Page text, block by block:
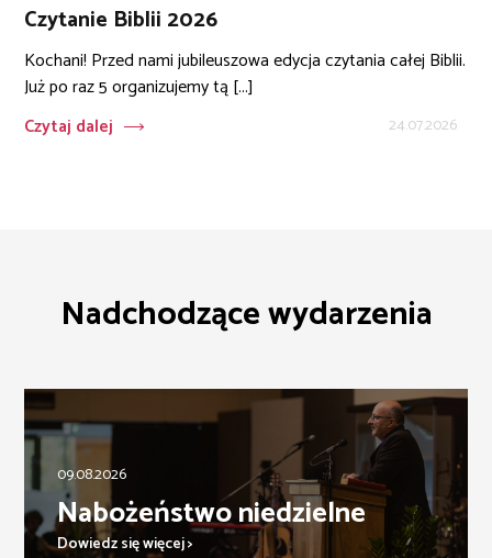
Czytanie Biblii 2026
Kochani! Przed nami jubileuszowa edycja czytania całej Biblii.
Już po raz 5 organizujemy tą [...]
Czytaj dalej
24.07.2026
Nadchodzące wydarzenia
09.08.2026
Nabożeństwo niedzielne
Dowiedz się więcej >